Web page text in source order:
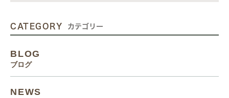
CATEGORY カテゴリー
BLOG
ブログ
NEWS